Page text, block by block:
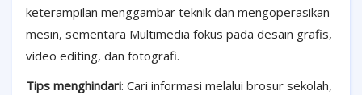
keterampilan menggambar teknik dan mengoperasikan
mesin, sementara Multimedia fokus pada desain grafis,
video editing, dan fotografi.
Tips menghindari: Cari informasi melalui brosur sekolah,